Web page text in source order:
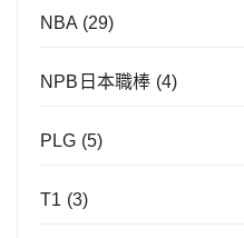
NBA (29)
NPB日本職棒 (4)
PLG (5)
T1 (3)